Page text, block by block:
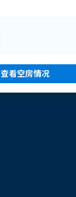
查看空房情况